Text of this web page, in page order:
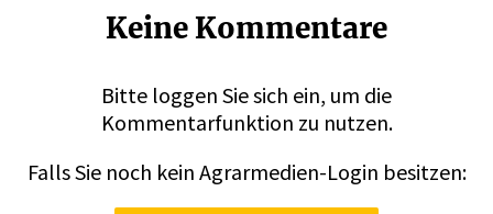
Keine Kommentare
Bitte loggen Sie sich ein, um die
Kommentarfunktion zu nutzen.
Falls Sie noch kein Agrarmedien-Login besitzen: